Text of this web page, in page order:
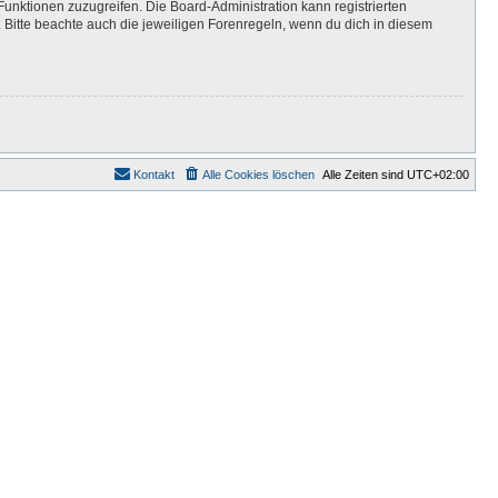
zuzugreifen. Die Board-Administration kann registrierten
beachte auch die jeweiligen Forenregeln, wenn du dich in diesem
Alle Zeiten sind UTC+02:00
Alle Cookies löschen
Kontakt